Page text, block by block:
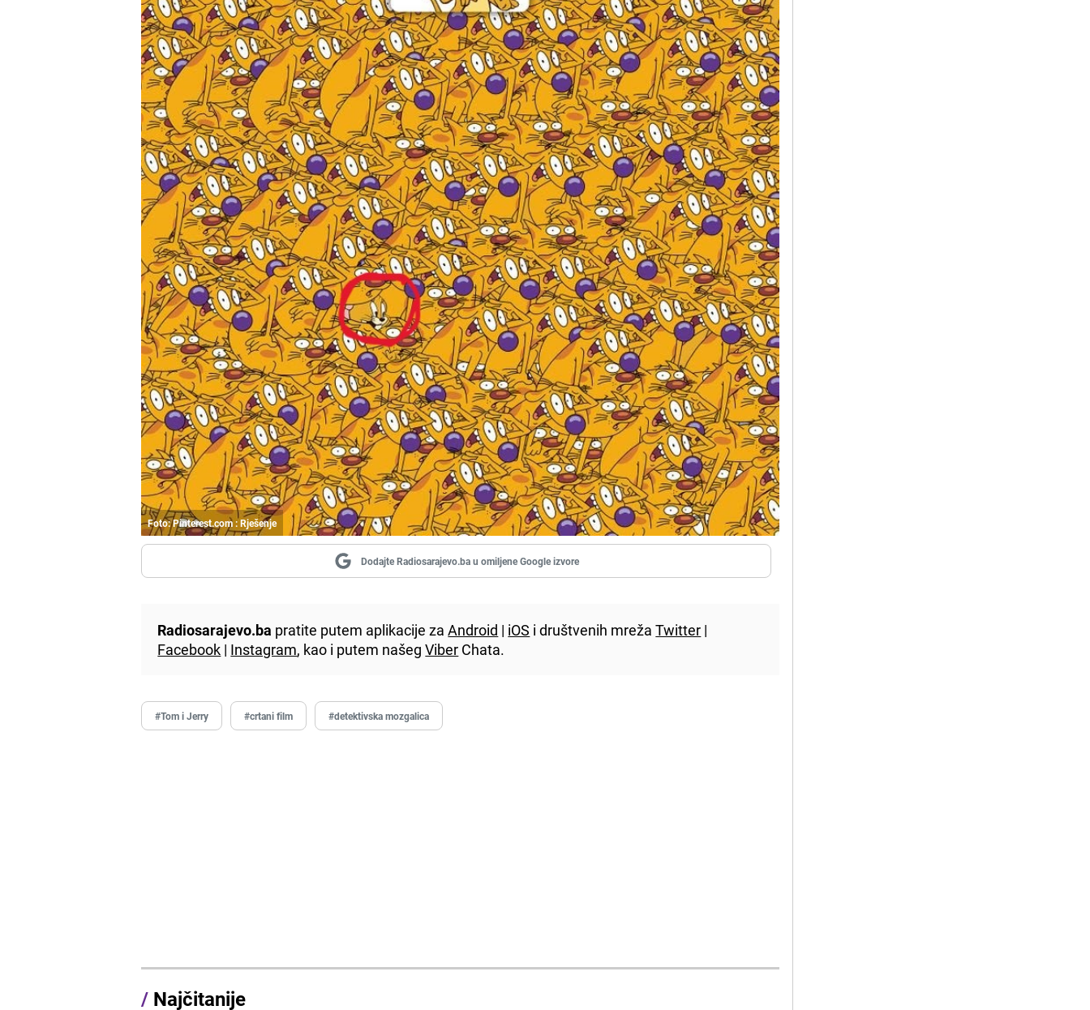
Foto: Pinterest.com : Rješenje
Dodajte Radiosarajevo.ba u omiljene Google izvore
Radiosarajevo.ba pratite putem aplikacije zaAndroid | iOS i društvenih mrežaTwitter |
Facebook | Instagram, kao i putem našegViber Chata.
#Tom i Jerry #crtani film #detektivska mozgalica
/ Najčitanije